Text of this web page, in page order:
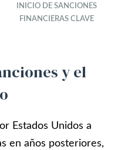
INICIO DE SANCIONES
FINANCIERAS CLAVE
y el
Estados Unidos a
en años posteriores,